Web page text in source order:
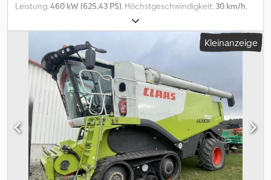
Leistung:460 kW (625,43 PS), Höchstgeschwindigkeit: 30 km/h,
, Arbeitsbreite:
Reifengröße:500/85R30, Ausstattung:Beleuchtung,
Bordcomputer, Kabine, Klimaanlage
, Bereifung (h):500/85R30,
Betriebsstunden:415, Trommel- / Rotorstunden:275, Zweirad,
Hydrostatischer Antrieb, Rundumleuchte, Schneidwerk, GPS
System (Empfänger), Vorfahrtregelung_____inkl. Claas Vario 1230
und Rapstrennmesser,Lagerort:Kunde Crsdpfeyytl Hsx Adkef
Kleinanzeige